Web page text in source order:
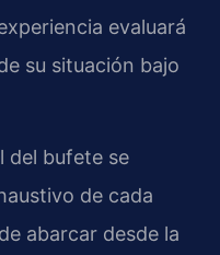
evaluará
su situación bajo
del bufete se
de cada
abarcar desde la